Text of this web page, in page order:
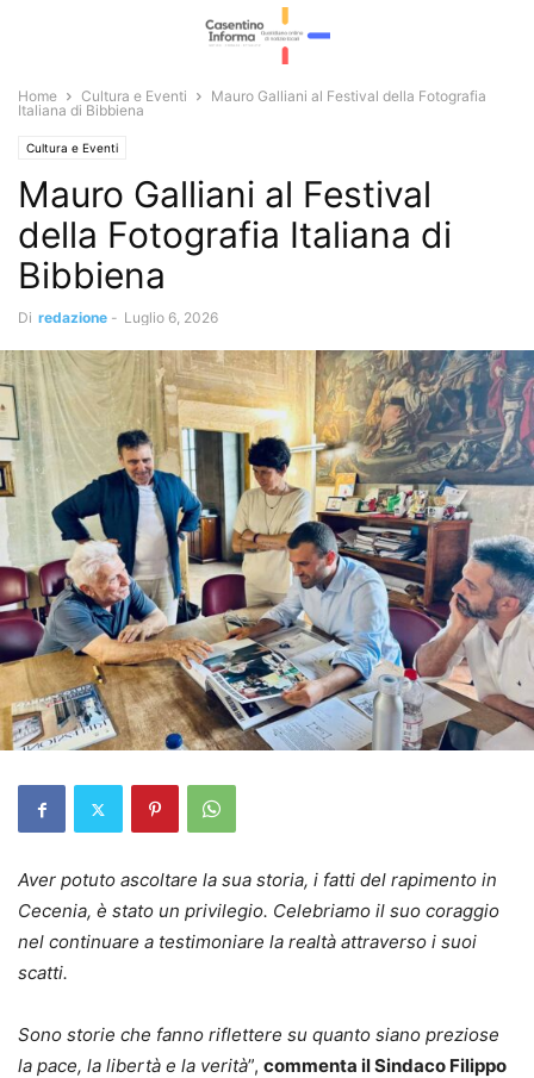
Home Cultura e Eventi
Mauro Galliani al Festival della Fotografia
Italiana di Bibbiena
Cultura e Eventi
Mauro Galliani al Festival
della Fotografia Italiana di
Bibbiena
Di redazione - Luglio 6, 2026
Aver potuto ascoltare la sua storia, i fatti del rapimento in
Cecenia, è stato un privilegio. Celebriamo il suo coraggio
nel continuare a testimoniare la realtà attraverso i suoi
scatti.
Sono storie che fanno riflettere su quanto siano preziose
la pace, la libertà e la verità”, commenta il Sindaco Filippo